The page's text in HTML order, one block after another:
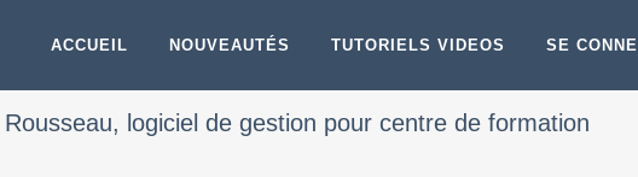
ACCUEIL NOUVEAUTÉS TUTORIELS VIDEOS SE
logiciel de gestion pour centre de formation